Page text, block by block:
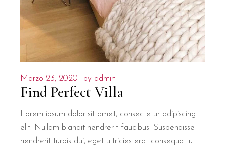
Marzo 23, 2020 by admin
Find Perfect Villa
Lorem ipsum dolor sit amet, consectetur adipiscing
elit. Nullam blandit hendrerit faucibus. Suspendisse
hendrerit turpis dui, eget ultricies erat consequat ut.